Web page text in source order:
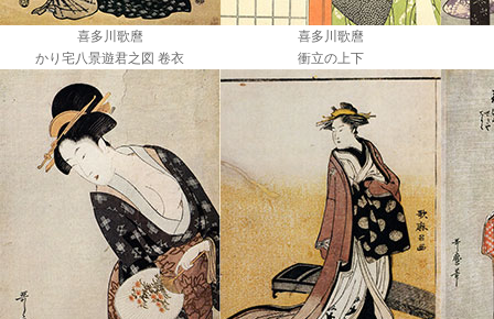
喜多川歌麿
かり宅八景遊君之図 卷衣
喜多川歌麿
衝立の上下